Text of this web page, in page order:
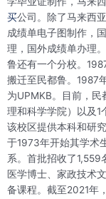
买公司。除了马来西
成绩单电子图制作，
理，国外成绩单办理
鲁还有一个分校。
搬迁至民都鲁。1987
为UPMKB。目前，
理和科学学院）以及1
该校区提供本科和研
于1973年开始其学术
系。首批招收了1,559
医学博士、家政技术
备课程。截至2021年